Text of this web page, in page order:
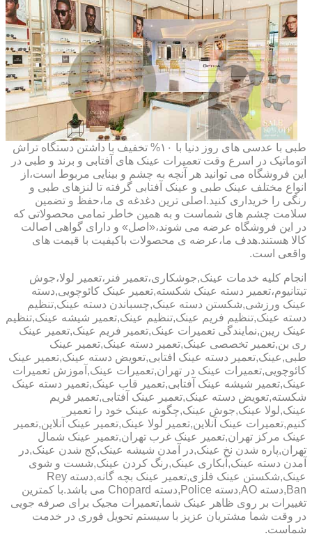
طبی با عدسی های روز دنیا با ۱۰% تخفیف با داشتن دستگاه تراش
اتوماتیک در اسرع وقت تعمیرات عینک های آفتابی و برند و طبی در
این فروشگاه می توانید هر آنچه به چشم و بینایی مربوط است،از
انواع مختلف عینک طبی و عینک آفتابی گرفته تا لنزهای طبی و
رنگی را خریداری کنید.اصلی ترین دغدغه ی ما،حفظ و تضمین
سلامت چشم های شماست و به همین خاطر تمامی محصولاتی که
در این فروشگاه عرضه می شوند،«اصل» و دارای گواهی اصالت
کالا هستند.هدف ما،عرضه ی محصولات باکیفیت با قیمت های
واقعی است.
انجام کلیه خدمات عینک,جوشکاری،تعمیر فنر،تعمیر لولا،جوش
تیتانیوم،تعمیر دسته عینک شکسته,تعمیر عینک کائوچویی,دسته
عینک ورزشی,شکستن دسته عینک,چسباندن دسته عینک,تنظیم
دسته عینک,تنظیم فریم عینک,تنظیم عینک,تعمیر شیشه عینک,تنظیم
عینک ریبن,نمایندگی تعمیرات عینک,تعمیر فریم عینک,تعمیر عینک
ری بن,تعمیر تخصصی عینک,تعمیر دسته عینک,تعمیر عینک
طبی,عینک,تعمیر دسته عینک افتابی,تعویض دسته عینک,تعمیر عینک
کائوچویی,تعمیرات عینک در تهران,تعمیرات عینک,آموزش تعمیرات
عینک,تعمیر شیشه عینک آفتابی,تعمیر قاب عینک,تعمیر دسته عینک
شکسته,تعویض دسته عینک,تعمیر عینک آفتابی,تعمیر فریم
عینک,لولا عینک,جوش عینک,چگونه عینک خود را تعمیر
کنیم,تعمیرات عینک آنلاین,تعمیر لولا عینک,تعمیر عینک آنلاین,تعمیر
عینک مرکز تهران,تعمیر عینک غرب تهران,تعمیر عینک شمال
تهران,پاره شدن نخ عینک,در آمدن شیشه عینک,کج شدن عینک,در
آمدن دسته عینک,آبکاری عینک,رنگ کردن عینک,شست و شوی
عینک,شکستن عینک فلزی,تعمیر عینک بچه گانه,دسته Rey
Ban,دسته AO,دسته Police,دسته Chopard می باشد.با کمترین
تغییرات بر روی ظاهر عینک شما,تعمیرات مجیک برای صرفه جویی
در وقت شما مشتریان عزیز با سیستم تحویل فوری در خدمت
شماست.